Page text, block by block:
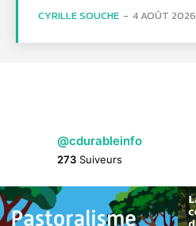
CYRILLE SOUCHE - 4 AOÛT 2026
@cdurableinfo
273 Suiveurs